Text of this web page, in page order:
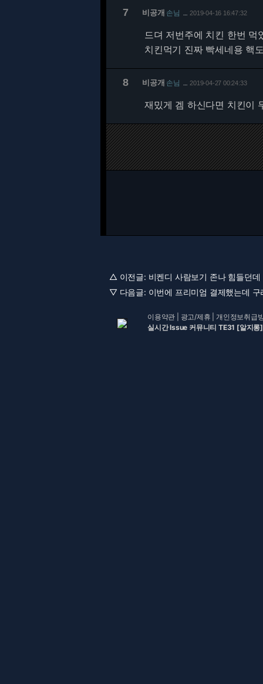
7 비공개 손님 2019-04-16 16:47:32
드뎌 저번주에 치킨 한번 먹
치킨먹기 진짜 빡세네용 핵
8 비공개 손님 2019-04-27 00:24:33
재밌게 겜 하신다면 치킨이
△ 이전글: 비켄디 사람보기 존나 힘들던
▽ 다음글: 이번에 프리미엄 결제했는데
이용약관 광고/제휴 |개인정보취급
실시간 Issue 커뮤니티 TE31 [알지